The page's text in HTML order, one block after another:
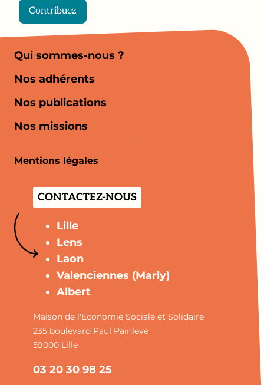
Contribuez
Qui sommes-nous ?
Nos adhérents
Nos publications
Nos missions
Mentions légales
CONTACTEZ-NOUS
Lille
Lens
Laon
Valenciennes (Marly)
Albert
Maison de l'Economie Sociale et Solidaire
235 boulevard Paul Painlevé
59000 Lille
03 20 30 98 25